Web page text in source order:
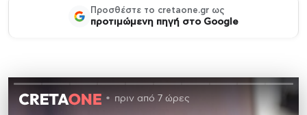
Προσθέστε το cretaone.gr ως
προτιμώμενη πηγή στο Google
πριν από 7 ώρες